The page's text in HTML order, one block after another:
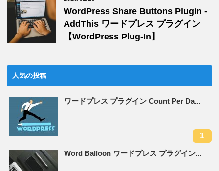
WordPress Share Buttons Plugin -
AddThis ワードプレス プラグイン
【WordPress Plug-In】
人気の投稿
ワードプレス プラグイン Count Per Da...
Word Balloon ワードプレス プラグイン...